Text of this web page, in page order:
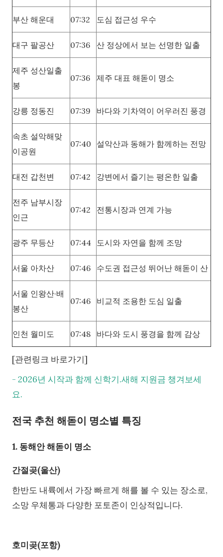
부산 해운대 07:32 도심 접근성 우수
대구 팔공산 07:36 산 정상에서 보는 선명한 일출
제주 성산일출
봉
07:36 제주 대표 해돋이 명소
강릉 정동진 07:39 바다와 기차역이 어우러진 풍경
속초 설악해맞
이공원
07:40 설악산과 동해가 함께하는 전망
대전 갑천변 07:42 강변에서 즐기는 평온한 일출
전주 남부시장
인근
07:42 전통시장과 연계 가능
광주 무등산 07:44 도시와 자연을 함께 조망
서울 아차산 07:46 수도권 접근성 뛰어난 해돋이 산
서울 인왕산·배
봉산
07:46 비교적 조용한 도심 일출
인천 월미도 07:48 바다와 도시 풍경을 함께 감상
[관련링크 바로가기]
- 2026년 시작과 함께 신학기.새해 지원금 챙겨보세
요.
전국 추천 해돋이 명소별 특징
1. 동해안 해돋이 명소
간절곶(울산)
한반도 내륙에서 가장 빠르게 해를 볼 수 있는 장소로,
소망 우체통과 다양한 포토존이 인상적입니다.
호미곶(포항)